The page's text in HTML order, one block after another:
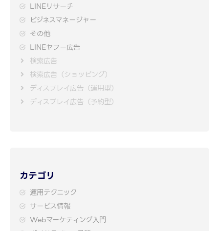
LINEリサーチ
ビジネスマネージャー
その他
LINEヤフー広告
検索広告
検索広告（ショッピング）
ディスプレイ広告（運用型）
ディスプレイ広告（予約型）
カテゴリ
運用テクニック
サービス情報
Webマーケティング入門